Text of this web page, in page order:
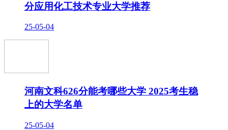
分应用化工技术专业大学推荐
25-05-04
河南文科626分能考哪些大学 2025考生稳
上的大学名单
25-05-04